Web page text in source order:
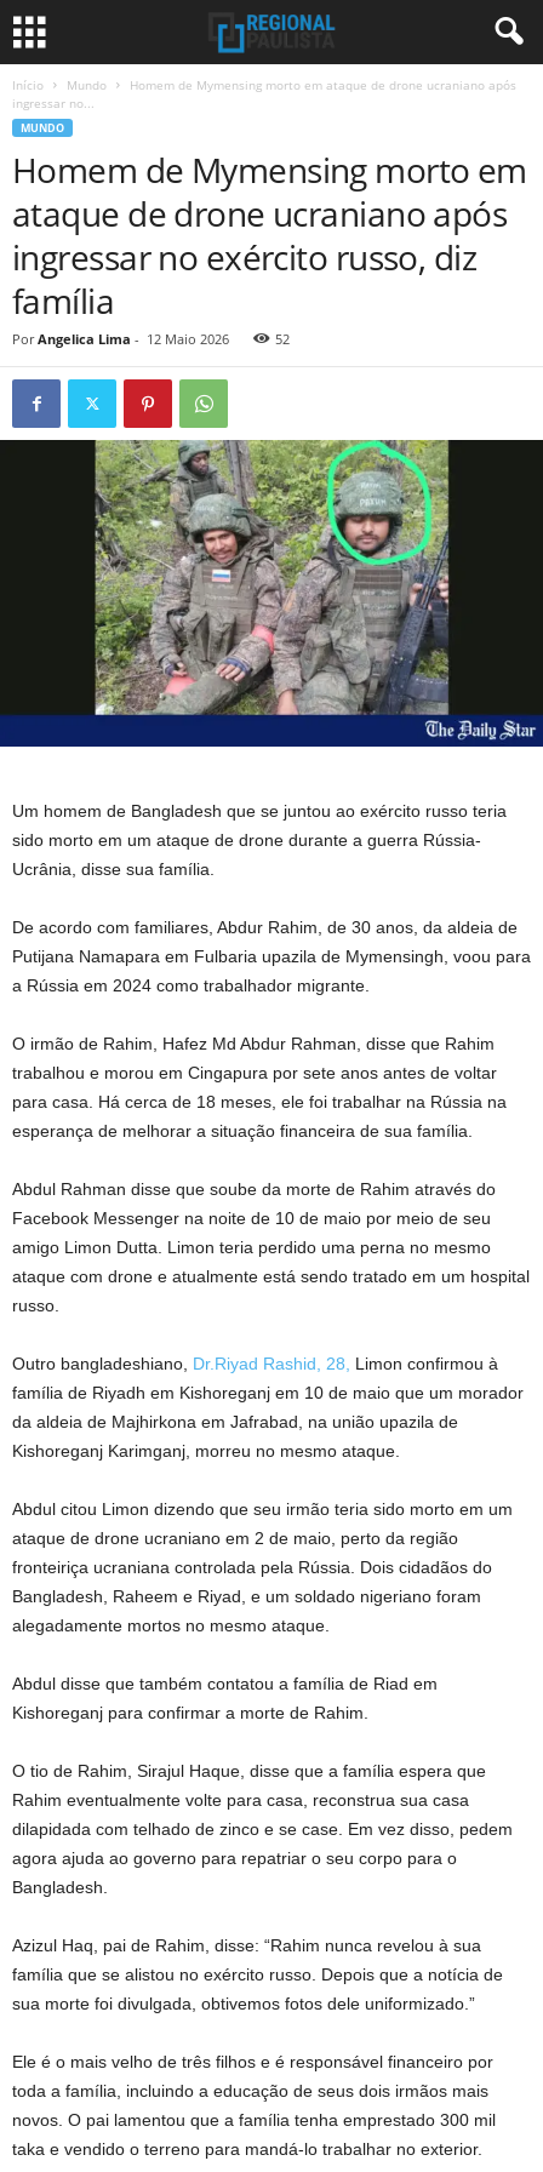
Início Mundo
Homem de Mymensing morto em ataque de drone ucraniano após
ingressar no...
MUNDO
Homem de Mymensing morto em
ataque de drone ucraniano após
ingressar no exército russo, diz
família
Por Angelica Lima - 12 Maio 2026 52
Um homem de Bangladesh que se juntou ao exército russo teria
sido morto em um ataque de drone durante a guerra Rússia-
Ucrânia, disse sua família.
De acordo com familiares, Abdur Rahim, de 30 anos, da aldeia de
Putijana Namapara em Fulbaria upazila de Mymensingh, voou para
a Rússia em 2024 como trabalhador migrante.
O irmão de Rahim, Hafez Md Abdur Rahman, disse que Rahim
trabalhou e morou em Cingapura por sete anos antes de voltar
para casa. Há cerca de 18 meses, ele foi trabalhar na Rússia na
esperança de melhorar a situação financeira de sua família.
Abdul Rahman disse que soube da morte de Rahim através do
Facebook Messenger na noite de 10 de maio por meio de seu
amigo Limon Dutta. Limon teria perdido uma perna no mesmo
ataque com drone e atualmente está sendo tratado em um hospital
russo.
Outro bangladeshiano, Dr.Riyad Rashid, 28,
Limon confirmou à
família de Riyadh em Kishoreganj em 10 de maio que um morador
da aldeia de Majhirkona em Jafrabad, na união upazila de
Kishoreganj Karimganj, morreu no mesmo ataque.
Abdul citou Limon dizendo que seu irmão teria sido morto em um
ataque de drone ucraniano em 2 de maio, perto da região
fronteiriça ucraniana controlada pela Rússia. Dois cidadãos do
Bangladesh, Raheem e Riyad, e um soldado nigeriano foram
alegadamente mortos no mesmo ataque.
Abdul disse que também contatou a família de Riad em
Kishoreganj para confirmar a morte de Rahim.
O tio de Rahim, Sirajul Haque, disse que a família espera que
Rahim eventualmente volte para casa, reconstrua sua casa
dilapidada com telhado de zinco e se case. Em vez disso, pedem
agora ajuda ao governo para repatriar o seu corpo para o
Bangladesh.
Azizul Haq, pai de Rahim, disse: “Rahim nunca revelou à sua
família que se alistou no exército russo. Depois que a notícia de
sua morte foi divulgada, obtivemos fotos dele uniformizado.”
Ele é o mais velho de três filhos e é responsável financeiro por
toda a família, incluindo a educação de seus dois irmãos mais
novos. O pai lamentou que a família tenha emprestado 300 mil
taka e vendido o terreno para mandá-lo trabalhar no exterior.